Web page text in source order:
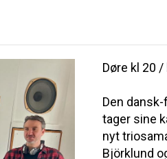
Døre kl 20
Den
tager sine
nyt
Björklund